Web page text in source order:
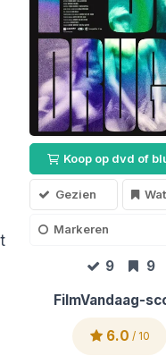
Koop op dvd of
Gezien
Markeren
9
9
FilmVandaag-
6.0 / 10